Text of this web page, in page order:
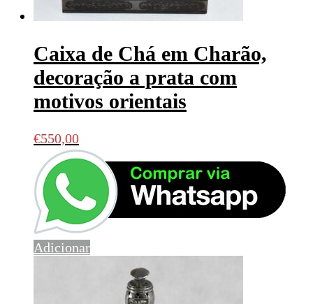
Caixa de Chá em Charão,
decoração a prata com
motivos orientais
€550,00
Adicionar